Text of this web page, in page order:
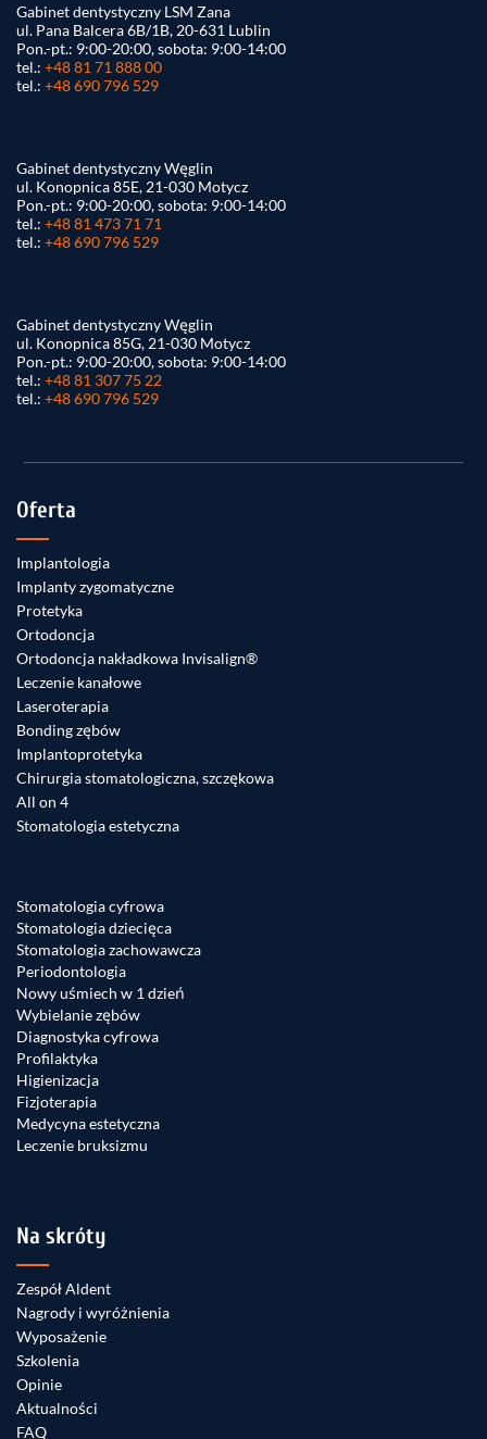
Gabinet dentystyczny LSM Zana
ul. Pana Balcera 6B/1B, 20-631 Lublin
Pon.-pt.: 9:00-20:00, sobota: 9:00-14:00
tel.: +48 81 71 888 00
tel.: +48 690 796 529
Gabinet dentystyczny Węglin
ul. Konopnica 85E, 21-030 Motycz
Pon.-pt.: 9:00-20:00, sobota: 9:00-14:00
tel.: +48 81 473 71 71
tel.: +48 690 796 529
Gabinet dentystyczny Węglin
ul. Konopnica 85G, 21-030 Motycz
Pon.-pt.: 9:00-20:00, sobota: 9:00-14:00
tel.: +48 81 307 75 22
tel.: +48 690 796 529
Oferta
Implantologia
Implanty zygomatyczne
Protetyka
Ortodoncja
Ortodoncja nakładkowa Invisalign®
Leczenie kanałowe
Laseroterapia
Bonding zębów
Implantoprotetyka
Chirurgia stomatologiczna, szczękowa
All on 4
Stomatologia estetyczna
Stomatologia cyfrowa
Stomatologia dziecięca
Stomatologia zachowawcza
Periodontologia
Nowy uśmiech w 1 dzień
Wybielanie zębów
Diagnostyka cyfrowa
Profilaktyka
Higienizacja
Fizjoterapia
Medycyna estetyczna
Leczenie bruksizmu
Na skróty
Zespół Aldent
Nagrody i wyróżnienia
Wyposażenie
Szkolenia
Opinie
Aktualności
FAQ